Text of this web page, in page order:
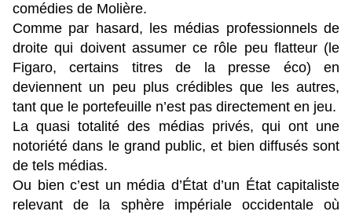
comédies de Molière.
Comme par hasard, les médias professionnels de
droite qui doivent assumer ce rôle peu flatteur (le
Figaro, certains titres de la presse éco) en
deviennent un peu plus crédibles que les autres,
tant que le portefeuille n’est pas directement en jeu.
La quasi totalité des médias privés, qui ont une
notoriété dans le grand public, et bien diffusés sont
de tels médias.
Ou bien c’est un média d’État d’un État capitaliste
relevant de la sphère impériale occidentale où